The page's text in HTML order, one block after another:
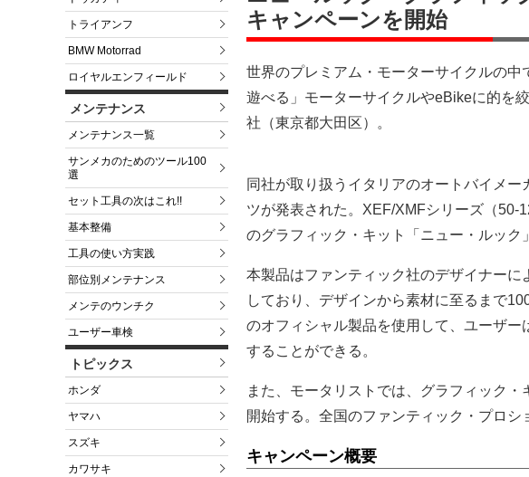
トライアンフ
BMW Motorrad
ロイヤルエンフィールド
メンテナンス
メンテナンス一覧
サンメカのためのツール100
選
セット工具の次はこれ!!
基本整備
工具の使い方実践
部位別メンテナンス
メンテのウンチク
ユーザー車検
トピックス
ホンダ
ヤマハ
スズキ
カワサキ
キャンペーンを開始
世界のプレミアム・モーターサイクルの
遊べる」モーターサイクルやeBikeに的を
社（東京都大田区）。
同社が取り扱うイタリアのオートバイメ
ツが発表された。XEF/XMFシリーズ（50-
のグラフィック・キット「ニュー・ルック
本製品はファンティック社のデザイナー
しており、デザインから素材に至るまで
のオフィシャル製品を使用して、ユーザ
することができる。
また、モータリストでは、グラフィック
開始する。全国のファンティック・プロシ
キャンペーン概要